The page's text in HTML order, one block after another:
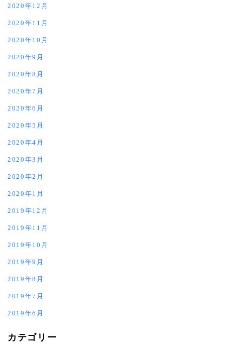
2020年12月
2020年11月
2020年10月
2020年9月
2020年8月
2020年7月
2020年6月
2020年5月
2020年4月
2020年3月
2020年2月
2020年1月
2019年12月
2019年11月
2019年10月
2019年9月
2019年8月
2019年7月
2019年6月
カテゴリー